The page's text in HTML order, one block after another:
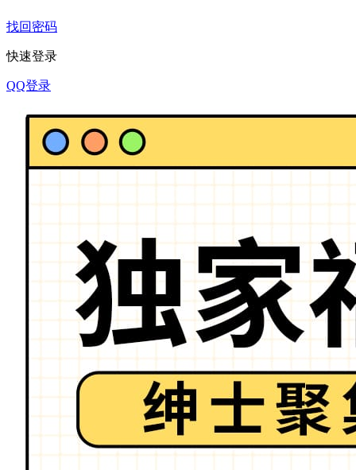
找回密码
快速登录
QQ登录